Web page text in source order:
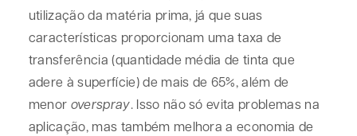
utilização da matéria prima, já que suas
características proporcionam uma taxa de
transferência (quantidade média de tinta que
adere à superfície) de mais de 65%, além de
menor overspray. Isso não só evita problemas na
aplicação, mas também melhora a economia de